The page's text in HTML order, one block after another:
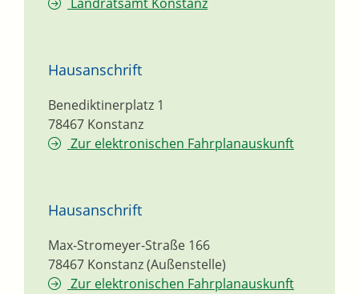
Hausanschrift
Benediktinerplatz 1
78467 Konstanz
Zur elektronischen Fahrplanauskunft
Hausanschrift
Max-Stromeyer-Straße 166
78467 Konstanz (Außenstelle)
Zur elektronischen Fahrplanauskunft